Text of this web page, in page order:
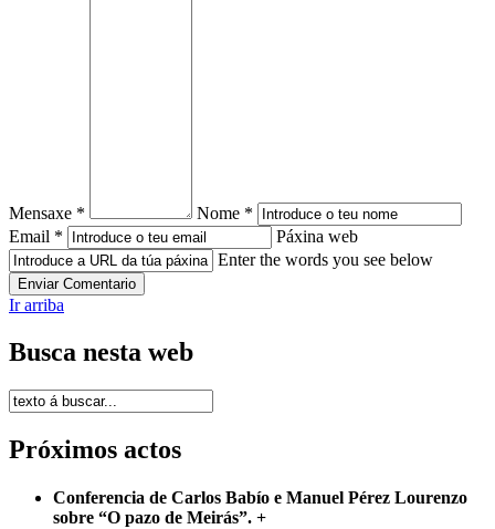
Mensaxe *
Nome *
Email *
Páxina web
Enter the words you see below
Ir arriba
Busca nesta web
Próximos actos
Conferencia de Carlos Babío e Manuel Pérez Lourenzo
sobre “O pazo de Meirás”. +